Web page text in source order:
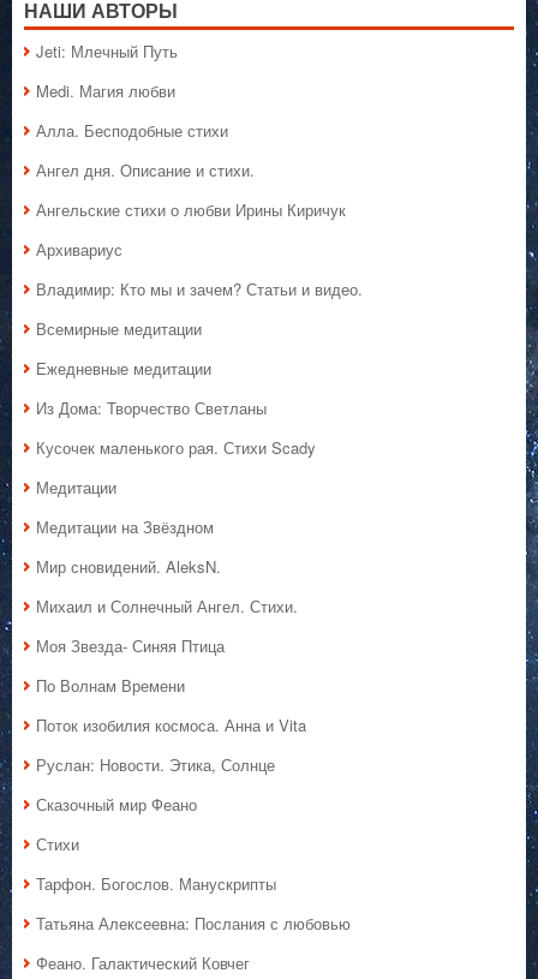
НАШИ АВТОРЫ
Jeti: Млечный Путь
Medi. Магия любви
Алла. Бесподобные стихи
Ангел дня. Описание и стихи.
Ангельские стихи о любви Ирины Киричук
Архивариус
Владимир: Кто мы и зачем? Статьи и видео.
Всемирные медитации
Ежедневные медитации
Из Дома: Творчество Светланы
Кусочек маленького рая. Стихи Scady
Медитации
Медитации на Звёздном
Мир сновидений. AleksN.
Михаил и Солнечный Ангел. Стихи.
Моя Звезда- Синяя Птица
По Волнам Времени
Поток изобилия космоса. Анна и Vita
Руслан: Новости. Этика, Солнце
Сказочный мир Феано
Стихи
Тарфон. Богослов. Манускрипты
Татьяна Алексеевна: Послания с любовью
Феано. Галактический Ковчег